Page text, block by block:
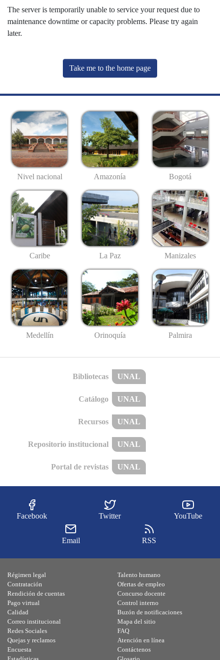
The server is temporarily unable to service your request due to
maintenance downtime or capacity problems. Please try again
later.
Take me to the home page
Nivel nacional Amazonía Bogotá
Caribe La Paz Manizales
Medellín Orinoquía Palmira
Bibliotecas UNAL
Catálogo UNAL
Recursos UNAL
Repositorio institucional UNAL
Portal de revistas UNAL
Facebook Twitter YouTube
Email RSS
Régimen legal
Contratación
Rendición de cuentas
Pago virtual
Calidad
Talento humano
Ofertas de empleo
Concurso docente
Control interno
Buzón de notificaciones
Correo institucional
Redes Sociales
Quejas y reclamos
Encuesta
Mapa del sitio
FAQ
Atención en línea
Contáctenos